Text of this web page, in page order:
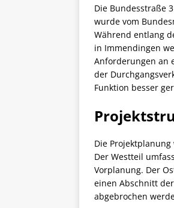
Die Bundesstraße
wurde vom
Während entlang
in Immendingen
Anforderungen an
der
Funktion besser
Die
Der Westteil
Vorplanung. Der
einen Abschnitt
abgebrochen